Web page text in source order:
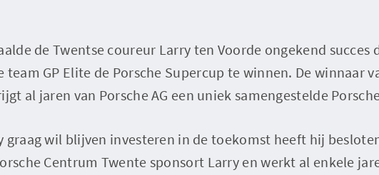
de Twentse coureur Larry ten Voorde ongekend
team GP Elite de Porsche Supercup te winnen. De winnaar
al jaren van Porsche AG een uniek samengestelde
graag wil blijven investeren in de toekomst heeft hij
Centrum Twente sponsort Larry en werkt al enkele